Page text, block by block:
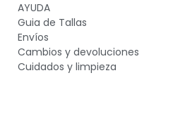
AYUDA
Guia de Tallas
Envíos
Cambios y devoluciones
Cuidados y limpieza